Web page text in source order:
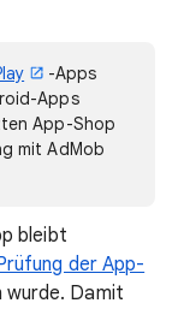
-Apps
Apps
App-Shop
mit AdMob
bleibt
der App-
wurde. Damit